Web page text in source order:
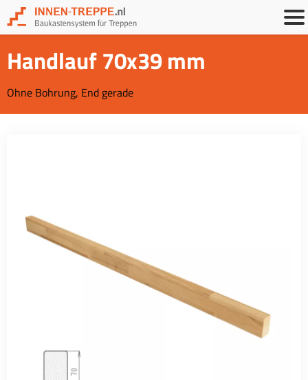
Handlauf 70x39 mm
Ohne Bohrung, End gerade